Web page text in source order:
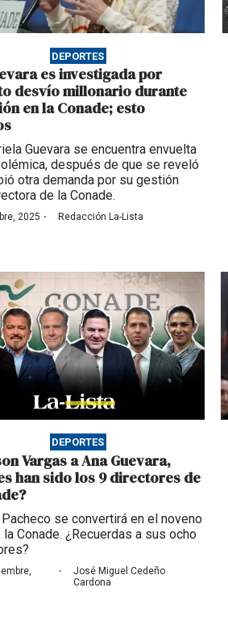
DEPORTES
es investigada por
desvío millonario durante
en la Conade; esto
Guevara se encuentra envuelta
después de que se reveló
otra demanda por su gestión
de la Conade.
2025 · Redacción La-Lista
DEPORTES
Vargas a Ana Guevara,
han sido los 9 directores de
se convertirá en el noveno
Conade. ¿Recuerdas a sus ocho
·
José Miguel Cedeño
Cardona